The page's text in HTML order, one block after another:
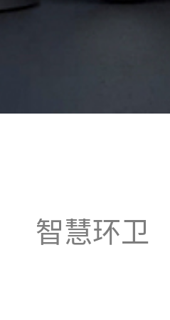
智慧环卫